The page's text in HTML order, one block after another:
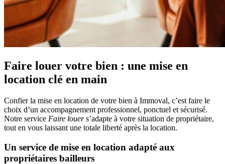
Faire louer votre bien : une mise en
location clé en main
Confier la mise en location de votre bien à Immoval, c’est faire le
choix d’un accompagnement professionnel, ponctuel et sécurisé.
Notre service Faire louers’adapte à votre situation de propriétaire,
tout en vous laissant une totale liberté après la location.
Un service de mise en location adapté aux
propriétaires bailleurs